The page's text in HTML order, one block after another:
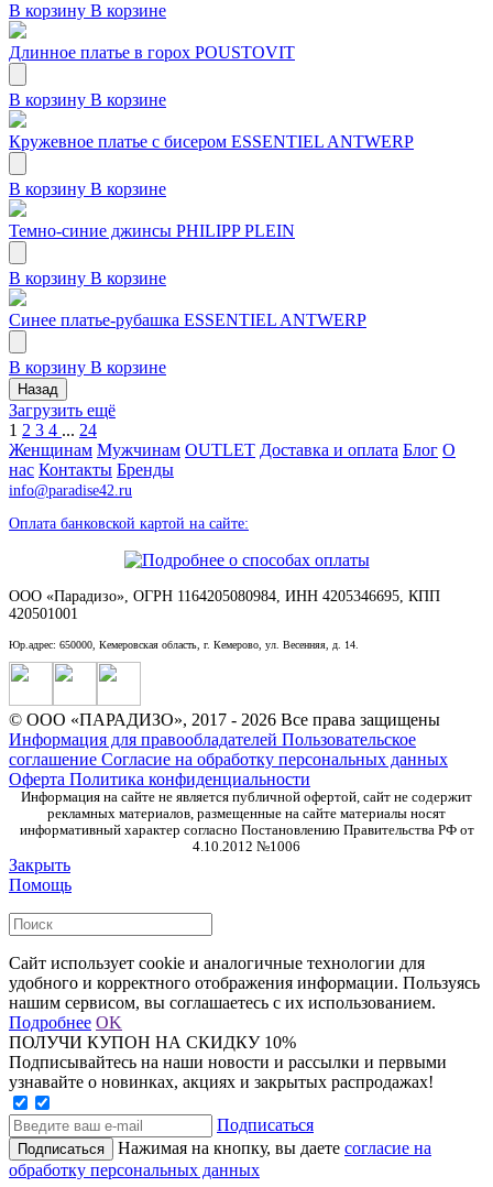
В корзину В корзине
Длинное платье в горох POUSTOVIT
В корзину В корзине
Кружевное платье с бисером ESSENTIEL ANTWERP
В корзину В корзине
Темно-синие джинсы PHILIPP PLEIN
В корзину В корзине
Синее платье-рубашка ESSENTIEL ANTWERP
В корзину В корзине
Назад
Загрузить ещё
1 2 3 4 ... 24
Женщинам Мужчинам OUTLET Доставка и оплата Блог О
нас Контакты Бренды
info@paradise42.ru
Оплата банковской картой на сайте:
ООО «Парадизо», ОГРН 1164205080984, ИНН 4205346695, КПП
420501001
Юр.адрес: 650000, Кемеровская область, г. Кемерово, ул. Весенняя, д. 14.
© ООО «ПАРАДИЗО», 2017 - 2026 Все права защищены
Информация для правообладателей Пользовательское
соглашение Согласие на обработку персональных данных
Оферта Политика конфиденциальности
Информация на сайте не является публичной офертой, сайт не содержит
рекламных материалов, размещенные на сайте материалы носят
информативный характер согласно Постановлению Правительства РФ от
4.10.2012 №1006
Закрыть
Помощь
Сайт использует cookie и аналогичные технологии для
удобного и корректного отображения информации. Пользуясь
нашим сервисом, вы соглашаетесь с их использованием.
Подробнее OK
ПОЛУЧИ КУПОН НА СКИДКУ 10%
Подписывайтесь на наши новости и рассылки и первыми
узнавайте о новинках, акциях и закрытых распродажах!
Подписаться
Нажимая на кнопку, вы даете согласие на
обработку персональных данных